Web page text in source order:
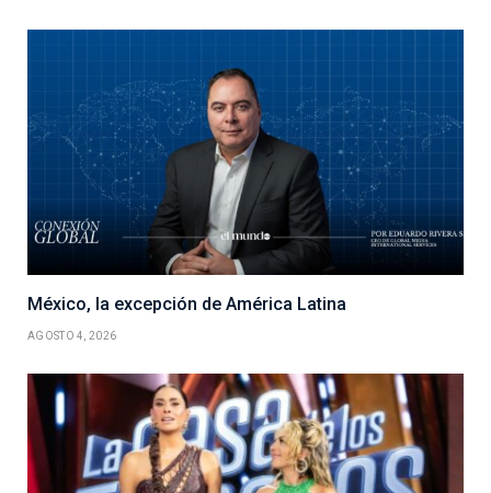
México, la excepción de América Latina
AGOSTO 4, 2026